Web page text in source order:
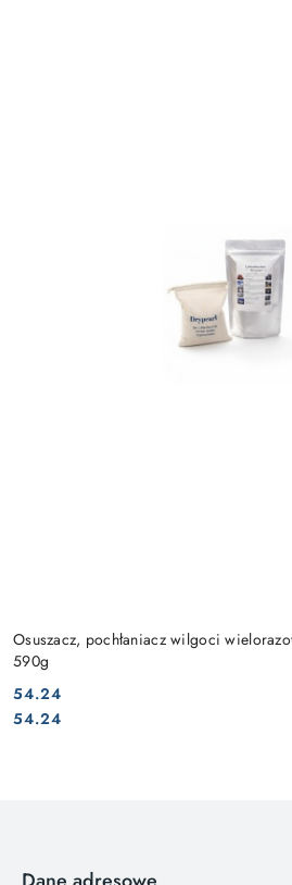
Osuszacz, pochłaniacz wilgoci
590g
Cena:
54.24
Cena:
54.24